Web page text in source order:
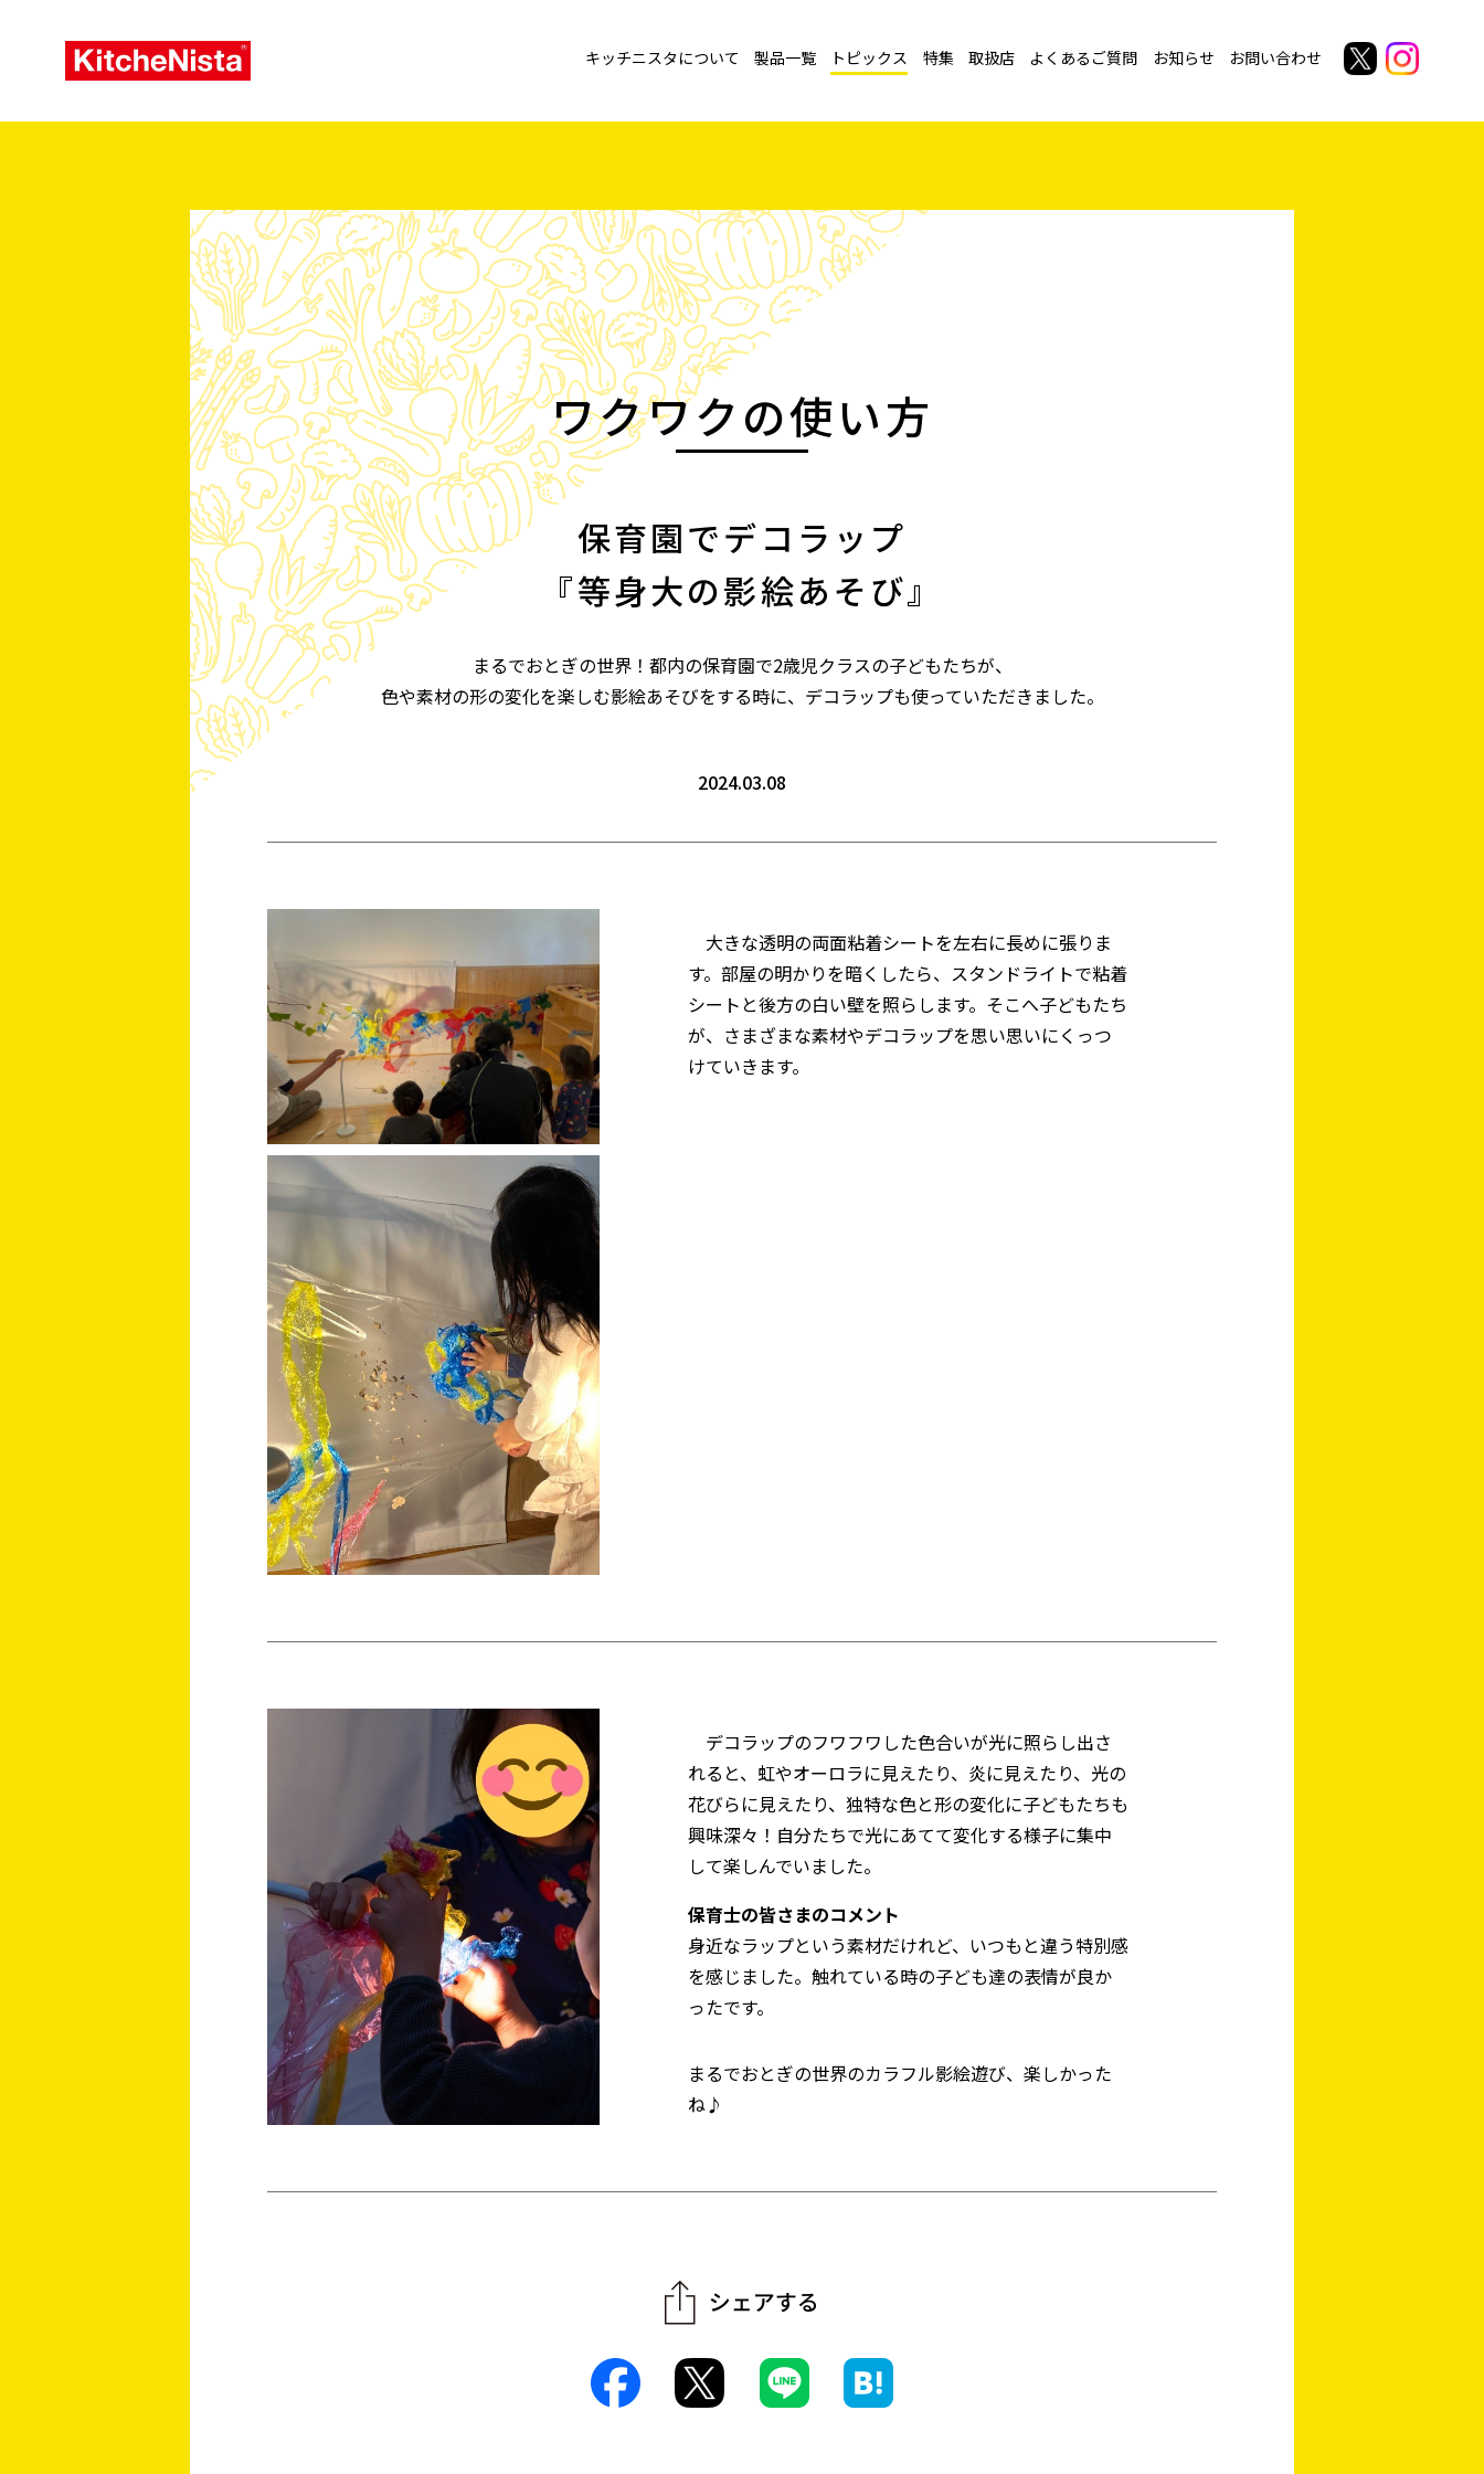
キッチニスタについて 製品一覧 トピックス 特集 取扱店 よくあるご質問 お知らせ お問い合わせ
ワクワクの使い方
保育園でデコラップ
『等身大の影絵あそび』
まるでおとぎの世界！都内の保育園で2歳児クラスの子どもたちが、
色や素材の形の変化を楽しむ影絵あそびをする時に、デコラップも使っていただきました。
2024.03.08
大きな透明の両面粘着シートを左右に長めに張りま
す。部屋の明かりを暗くしたら、スタンドライトで粘着
シートと後方の白い壁を照らします。そこへ子どもたち
が、さまざまな素材やデコラップを思い思いにくっつ
けていきます。
デコラップのフワフワした色合いが光に照らし出さ
れると、虹やオーロラに見えたり、炎に見えたり、光の
花びらに見えたり、独特な色と形の変化に子どもたちも
興味深々！自分たちで光にあてて変化する様子に集中
して楽しんでいました。
保育士の皆さまのコメント
身近なラップという素材だけれど、いつもと違う特別感
を感じました。触れている時の子ども達の表情が良か
ったです。
まるでおとぎの世界のカラフル影絵遊び、楽しかった
ね♪